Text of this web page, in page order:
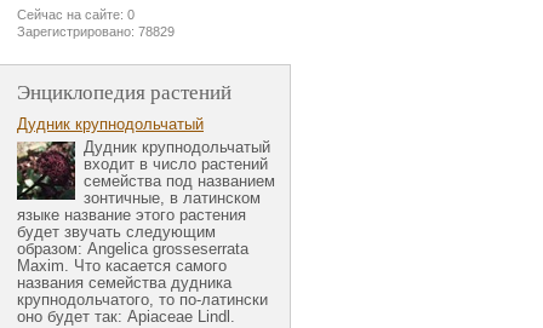
Сейчас на сайте: 0
Зарегистрировано: 78829
Энциклопедия растений
Дудник крупнодольчатый
Дудник крупнодольчатый
входит в число растений
семейства под названием
зонтичные, в латинском
языке название этого растения
будет звучать следующим
образом: Angelica grosseserrata
Maxim. Что касается самого
названия семейства дудника
крупнодольчатого, то по-латински
оно будет так: Apiaceae Lindl.